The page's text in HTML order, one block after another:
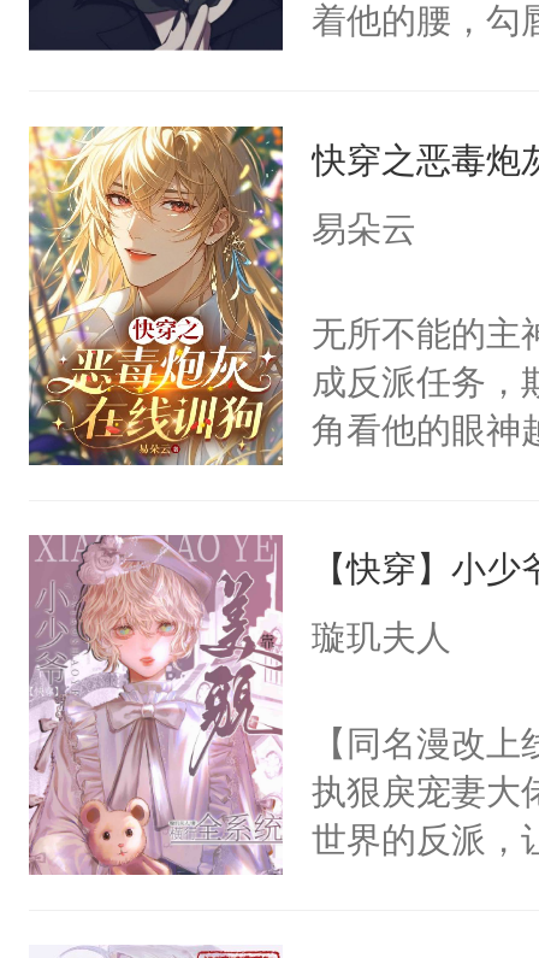
着他的腰，勾
来，给老公亲
用力——为你
快穿之恶毒炮
易朵云
无所不能的主
成反派任务，
角看他的眼
后，竟然是
拥住了日思夜
【快穿】小
璇玑夫人
【同名漫改
执狠戾宠妻大
世界的反派，